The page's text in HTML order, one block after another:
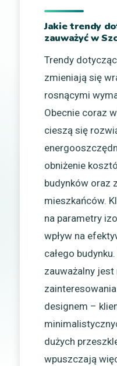
Jakie trendy
zauważyć w
Trendy
zmieniają się
rosnącymi
Obecnie coraz
cieszą się
obniżenie
budynków oraz
mieszkańców.
na parametry
wpływ na
całego
zauważalny
designem –
dużych
wpuszczają